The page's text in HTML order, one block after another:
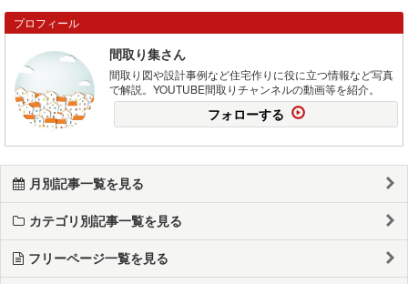
プロフィール
間取り集さん
間取り図や設計事例など住宅作りに役に立つ情報など写真
で解説。YOUTUBE間取りチャンネルの動画等を紹介。
フォローする
月別記事一覧を見る
カテゴリ別記事一覧を見る
フリーページ一覧を見る